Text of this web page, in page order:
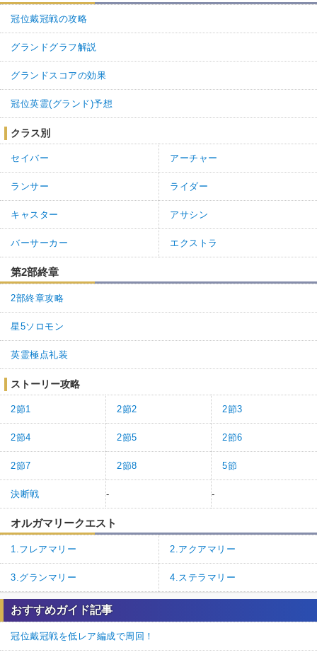
冠位戴冠戦の攻略
グランドグラフ解説
グランドスコアの効果
冠位英霊(グランド)予想
クラス別
セイバー アーチャー
ランサー ライダー
キャスター アサシン
バーサーカー エクストラ
第2部終章
2部終章攻略
星5ソロモン
英霊極点礼装
ストーリー攻略
2節1 2節2 2節3
2節4 2節5 2節6
2節7 2節8 5節
決断戦 - -
オルガマリークエスト
1.フレアマリー 2.アクアマリー
3.グランマリー 4.ステラマリー
おすすめガイド記事
冠位戴冠戦を低レア編成で周回！